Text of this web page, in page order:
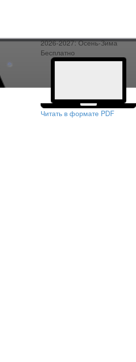
2026-2027: Осень-Зима
Бесплатно
Читать в формате PDF